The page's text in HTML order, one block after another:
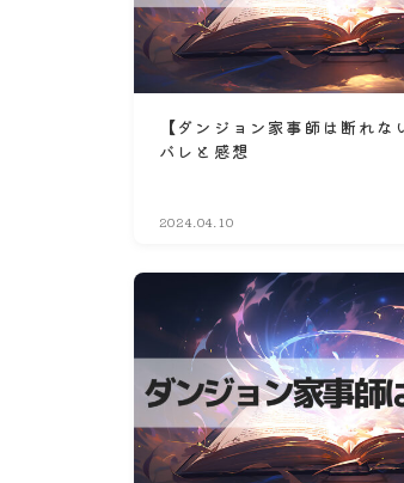
【ダンジョン家事師は断れ
バレと感想
2024.04.10